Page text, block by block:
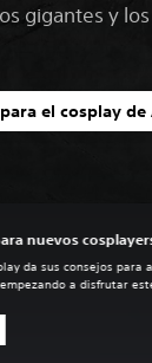
gigantes y
el cosplay de
nuevos
da sus consejos para
a disfrutar